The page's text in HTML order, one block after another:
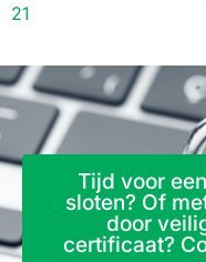
21
Tijd voor
sloten? Of
door
certificaat?